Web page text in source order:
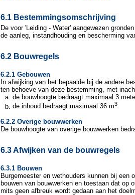
6.1 Bestemmingsomschrijving
De voor 'Leiding - Water' aangewezen
de aanleg, instandhouding en bescherming
6.2 Bouwregels
6.2.1 Gebouwen
In afwijking van het bepaalde bij de andere
ten behoeve van deze bestemming, met
de bouwhoogte bedraagt maximaal 3
de inhoud bedraagt maximaal 36 m3.
6.2.2 Overige bouwwerken
De bouwhoogte van overige bouwwerken
6.3 Afwijken van de bouwregels
6.3.1 Bouwen
Burgemeester en wethouders kunnen bij een
bouwen van bouwwerken en toestaan dat op
mits geen afbreuk wordt gedaan aan het